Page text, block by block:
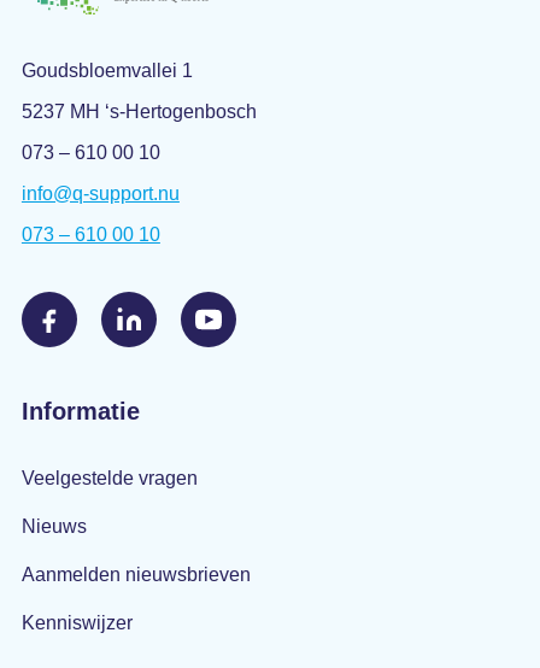
Goudsbloemvallei 1
5237 MH ‘s-Hertogenbosch
073 – 610 00 10
info@q-support.nu
073 – 610 00 10
Informatie
Veelgestelde vragen
Nieuws
Aanmelden nieuwsbrieven
Kenniswijzer